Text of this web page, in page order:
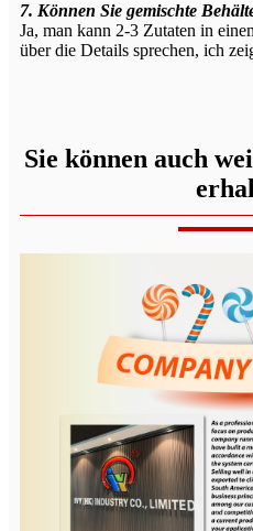
7. Können Sie gemischte
Ja, man kann 2-3 Zutaten in
über die Details sprechen, ich
Sie können auch